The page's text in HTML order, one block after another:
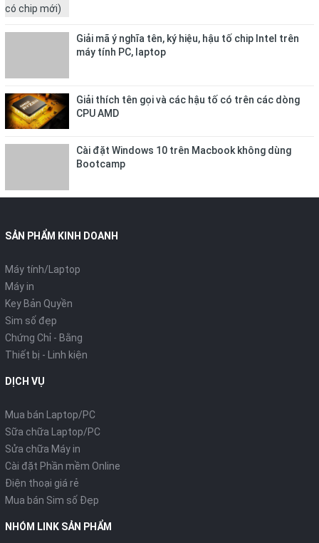
Giải mã ý nghĩa tên, ký hiệu, hậu tố chip Intel trên
máy tính PC, laptop
Giải thích tên gọi và các hậu tố có trên các dòng
CPU AMD
Cài đặt Windows 10 trên Macbook không dùng
Bootcamp
SẢN PHẨM KINH DOANH
Máy tính/Laptop
Máy in
Key Bản Quyền
Sim số đẹp
Chứng Chỉ - Bằng
Thiết bị - Linh kiện
DỊCH VỤ
Mua bán Laptop/PC
Sữa chữa Laptop/PC
Sửa chữa Máy in
Cài đặt Phần mềm Online
Điện thoại giá rẻ
Mua bán Sim số Đẹp
NHÓM LINK SẢN PHẨM